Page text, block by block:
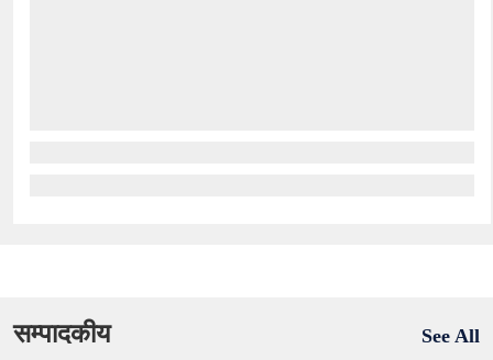
सम्पादकीय See All